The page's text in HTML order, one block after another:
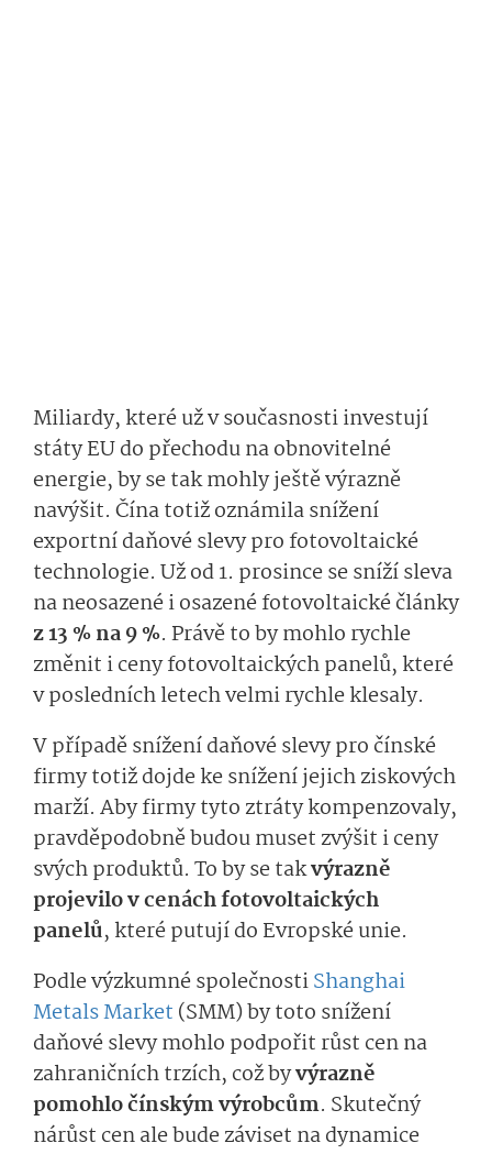
Miliardy, které už v současnosti investují
státy EU do přechodu na obnovitelné
energie, by se tak mohly ještě výrazně
navýšit. Čína totiž oznámila snížení
exportní daňové slevy pro fotovoltaické
technologie. Už od 1. prosince se sníží sleva
na neosazené i osazené fotovoltaické články
z 13 % na 9 %. Právě to by mohlo rychle
změnit i ceny fotovoltaických panelů, které
v posledních letech velmi rychle klesaly.
V případě snížení daňové slevy pro čínské
firmy totiž dojde ke snížení jejich ziskových
marží. Aby firmy tyto ztráty kompenzovaly,
pravděpodobně budou muset zvýšit i ceny
svých produktů. To by se takvýrazně
projevilo v cenách fotovoltaických
panelů, které putují do Evropské unie.
Podle výzkumné společnostiShanghai
Metals Market (SMM) by toto snížení
daňové slevy mohlo podpořit růst cen na
zahraničních trzích, což byvýrazně
pomohlo čínským výrobcům. Skutečný
nárůst cen ale bude záviset na dynamice